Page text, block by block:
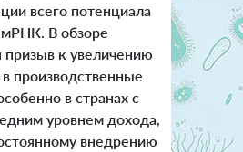
всего потенциала
мРНК. В обзоре
призыв к увеличению
производственные
в странах с
уровнем дохода,
внедрению